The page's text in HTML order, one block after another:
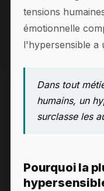
tensions
émotionnelle
l'hypersensible a
Dans tout
humains, un
surclasse les
Pourquoi la